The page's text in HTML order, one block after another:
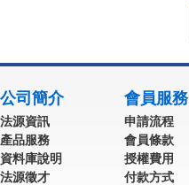
公司簡介
法源資訊
產品服務
資料庫說明
法源徵才
會員服務
申請流程
會員條款
授權費用
付款方式